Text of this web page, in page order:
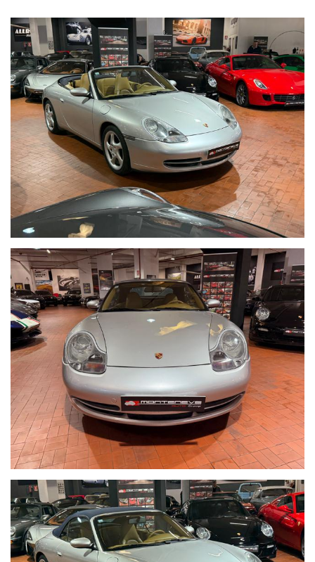
FRANGIVENTO
CERCHI IN LEGA
CRUISE CONTROL
LIBRETTO SERVICE ORIGINALE
TAGLIANDI PORSCHE
POSSIBILITA' ISCRIZIONE ASI IN SEDE
BOLLO SCONTATO
MAGGIORI FOTO DISPONIBILE NEL SITO
WWW.MONTENEVEGROUP.IT
VISIBILE IN SEDE VIA ANTONIO DE VITI DE MARCO 48
Per informazioni contatto diretto:
Tommaso Costantini cell.0039 3887401695
Giovanni Perrone cell. 0039 3314258346
Telefono ufficio 0039 06.83779867
PER MAGGIORI FOTO VISITA: www.Montenevegroup.it
We speak english-Wir sprechen deutsch-Beszelunk magyarul-
Hablamos espanol
Seguici su Facebook diventa fan:
https://www.facebook.com/Monteneveautogroup
------VUOI VENDERE LA TUA AUTO-------
ACQUISTIAMO LA VOSTRA AUTO PAGAMENTO IMMEDIATO
TRAMITE ASSEGNO CIRCOLARE DOPO VISIONE E PROVA